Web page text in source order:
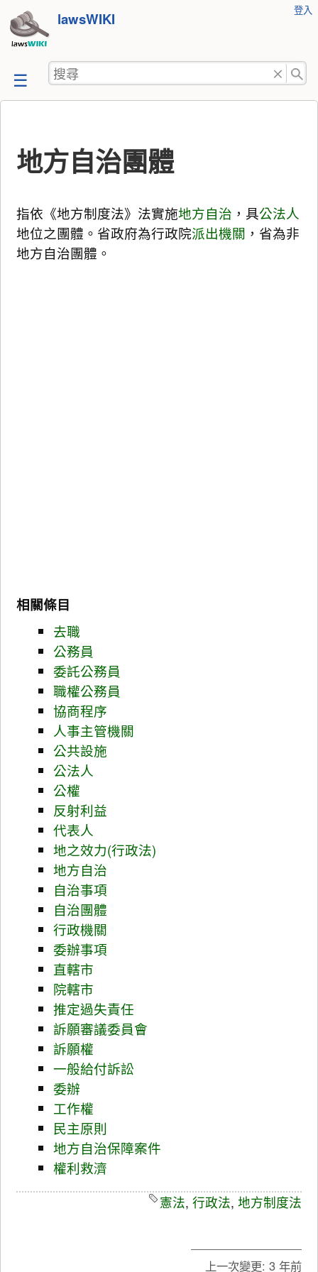
跳
至
容
lawsWIKI
工
登入
搜
尋
地方自治團體
指依《地方制度法》法實施地方自治 ，具公法人
地位之團體。省政府為行政院派出機關 ，省為非
地方自治團體。
相關條目
去職
公務員
委託公務員
職權公務員
協商程序
人事主管機關
公共設施
公法人
公權
反射利益
代表人
地之效力(行政法)
地方自治
自治事項
自治團體
行政機關
委辦事項
直轄市
院轄市
推定過失責任
訴願審議委員會
訴願權
一般給付訴訟
委辦
工作權
民主原則
地方自治保障案件
權利救濟
憲法, 行政法, 地方制度法
上一次變更: 3 年前